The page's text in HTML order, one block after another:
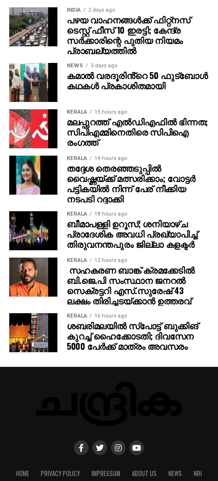
അപേക്ഷ ഫോറങ്ങള്‍ വിതരണം ചെയ്യുകയും
പൂരിപ്പിച്ച് വാങ്ങിക്കുകയും ചെയ്യുന്ന പ്രവര്‍ത്തനമാണ്
നടന്നുകൊണ്ടിരിക്കുന്നത്. ഇത് വോട്ട് തട്ടാനുള്ള
തന്ത്രമാണ് വളരെ അടിയന്തരമായി ഈ വിഷയത്തില്‍
ഇടപെട്ട് നഗ്‌നമായ തെരഞ്ഞെടുപ്പ് ചട്ടലംഘനം
അവസാനിപ്പിക്കുന്നതിന് വേണ്ടിയുള്ള
നടപടിയെടുക്കണമെന്ന് അദ്ദേഹം മലപ്പുറം ജില്ലാ
കലക്ടറോട് ആവശ്യപ്പെട്ടു.
INDIA 2 days ago
പഴയ വാഹനങ്ങള്‍ക്ക് ഫിറ്റ്‌നസ്
ടെസ്റ്റ് ഫീസ് 10 ഇരട്ടി; കേന്ദ്ര
സര്‍ക്കാരിന്റെ പുതിയ നിയമം
പ്രാബല്യത്തില്‍
NEWS 3 days ago
കമാൽ വരദൂരിൻ്റെ 50 ഫുട്ബോൾ
കഥകൾ പ്രകാശിതമായി
KERALA 15 hours ago
മലപ്പുറത്ത് എല്‍ഡിഎഫില്‍ ഭിന്നത;
സിപിഎമ്മിനെതിരെ സിപിഐ
രംഗത്ത്
KERALA 14 hours ago
തദ്ദേശ തെരഞ്ഞടുപ്പില്‍
വൈഷ്ണയ്ക്ക് മത്സരിക്കാം; വോട്ടര്‍
പട്ടികയില്‍ നിന്ന് പേര് നീക്കിയ
നടപടി റദ്ദാക്കി
KERALA 18 hours ago
ബീമാപള്ളി ഉറൂസ്; ശനിയാഴ്ച
പ്രാദേശിക അവധി പ്രഖ്യാപിച്ച്
തിരുവനന്തപുരം ജില്ലാ കളക്ടര്‍
KERALA 12 hours ago
സഹകരണ ബാങ്ക് ക്രമക്കേടില്‍
ബി.ജെ.പി സംസ്ഥാന ജനറല്‍
സെക്രട്ടറി എസ്.സുരേഷ് 43
ലക്ഷം തിരിച്ചടയ്ക്കാന്‍ ഉത്തരവ്
KERALA 16 hours ago
ശബരിമലയില്‍ സ്‌പോട്ട് ബുക്കിങ്
കുറച്ച് ഹൈക്കോടതി; ദിവസേന
5000 പേര്‍ക്ക് മാത്രം അവസരം
HOME PRIVACY POLICY IMPRESSUM ABOUT US NEWS NRI